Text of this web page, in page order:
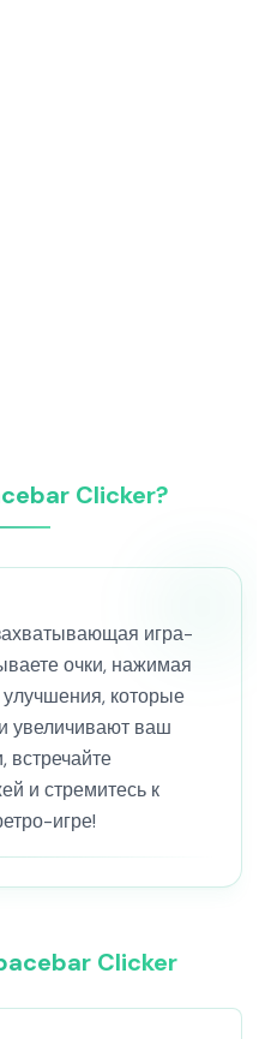
Clicker?
игра-
очки, нажимая
которые
увеличивают ваш
встречайте
и стремитесь к
игре!
Clicker